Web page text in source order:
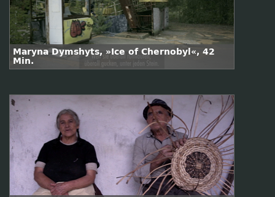
Maryna Dymshyts, »Ice of Chernobyl«, 42
Min.